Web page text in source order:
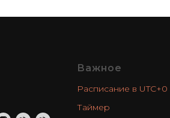
Важное
Расписание в UTC+0
Таймер